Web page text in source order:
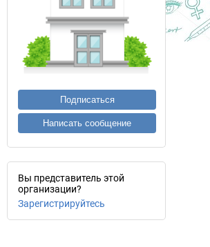
Подписаться
Написать сообщение
Вы представитель этой
организации?
Зарегистрируйтесь